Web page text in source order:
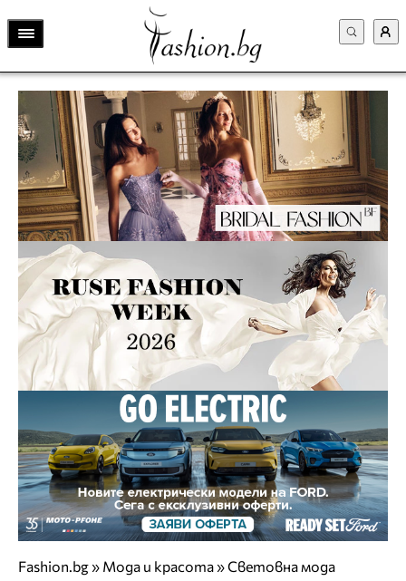
Fashion.bg» Мода и красота»Световна мода